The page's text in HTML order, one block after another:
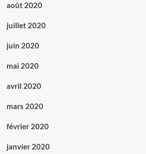
août 2020
juillet 2020
juin 2020
mai 2020
avril 2020
mars 2020
février 2020
janvier 2020